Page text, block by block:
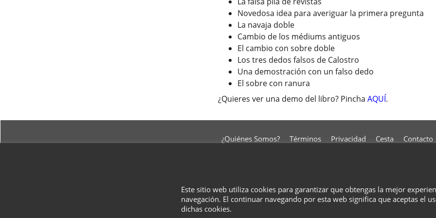
Novedosa idea para averiguar la primera pregunta
La navaja doble
Cambio de los médiums antiguos
El cambio con sobre doble
Los tres dedos falsos de Calostro
Una demostración con un falso dedo
El sobre con ranura
¿Quieres ver una demo del libro? Pincha AQUÍ.
¿Quiénes Somos? Términos Privacidad Cesta Contacto
software was used.
Este sitio web utiliza cookies para garantizar que obtengas la mejor
navegación. El continuar navegando por esta web significa que aceptas el
dichas cookies.